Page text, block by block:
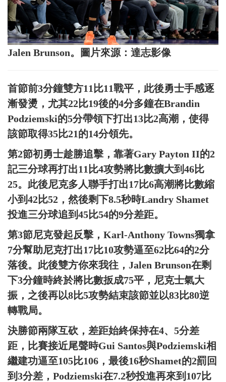
Jalen Brunson。圖片來源：達志影像
首節前3分鐘雙方11比11戰平，此後勇士手感逐
漸發燙，尤其22比19後的4分多鐘在Brandin
Podziemski的5分帶領下打出13比2高潮，使得
該節取得35比21的14分領先。
第2節初勇士趁勝追擊，靠著Gary Payton II的2
記三分球再打出11比4攻勢將比數擴大到46比
25。此後尼克多人聯手打出17比6高潮將比數縮
小到42比52，然後剩下8.5秒時Landry Shamet
投進三分球追到45比54的9分差距。
第3節尼克發起反擊，Karl-Anthony Towns獨拿
7分幫助尼克打出17比10攻勢逼至62比64的2分
落後。此後雙方你來我往，Jalen Brunson在剩
下3分鐘時終於將比數扳成75平，尼克士氣大
振，之後再以8比5攻勢結束該節並以83比80逆
轉戰局。
決勝節兩隊互砍，差距始終保持在4、5分差
距，比賽接近尾聲時Gui Santos與Podziemski相
繼建功逼至105比106，最後16秒Shamet的2罰回
到3分差，Podziemski在7.2秒投進再來到107比